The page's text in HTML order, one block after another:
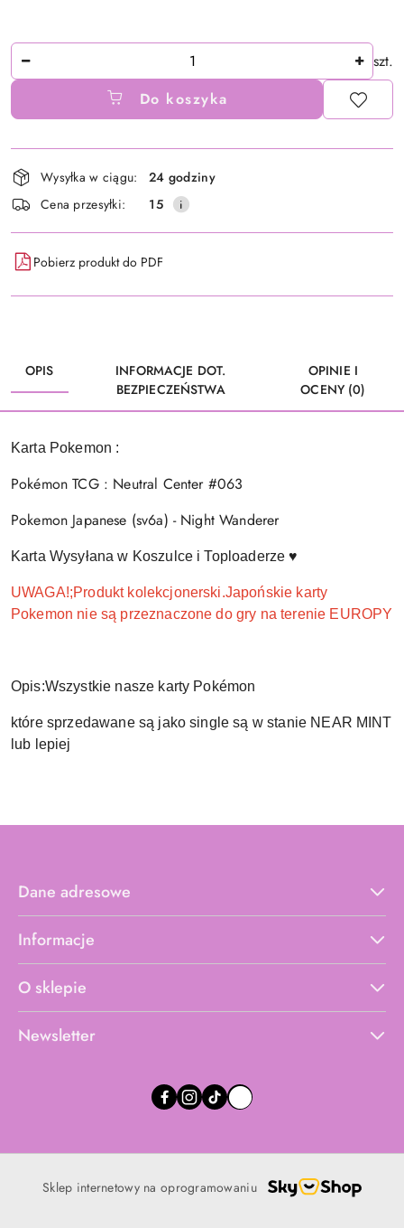
Ilość
szt.
Do koszyka
Dostępność
i
dostawa
Wysyłka w ciągu:
24 godziny
Cena przesyłki:
15
Pobierz produkt do PDF
OPIS
INFORMACJE DOT.
BEZPIECZEŃSTWA
OPINIE I
OCENY (0)
Karta Pokemon :
Pokémon TCG : Neutral Center #063
Pokemon Japanese (sv6a) - Night Wanderer
Karta Wysyłana w Koszulce i Toploaderze ♥
UWAGA!;Produkt kolekcjonerski.Japońskie karty
Pokemon nie są przeznaczone do gry na terenie EUROPY
Opis:Wszystkie nasze karty Pokémon
które sprzedawane są jako single są w stanie NEAR MINT
lub lepiej
Dane adresowe
Informacje
O sklepie
Newsletter
Sklep internetowy na oprogramowaniu